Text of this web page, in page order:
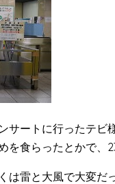
サートに行ったテビ
食らったとかで、
雷と大風で大変だ